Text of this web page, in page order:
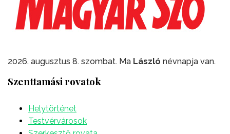
2026. augusztus 8. szombat. Ma László névnapja van.
Szenttamási rovatok
Helytörténet
Testvérvárosok